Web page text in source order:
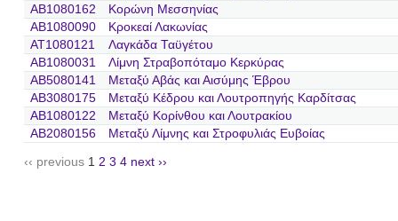
AB1080162
Κορώνη Μεσσηνίας
AB1080090
Κροκεαί Λακωνίας
AT1080121
Λαγκάδα Ταϋγέτου
AB1080031
Λίμνη Στραβοπόταμο Κερκύρας
AB5080141
Μεταξύ Αβάς και Αισύμης Έβρου
AB3080175
Μεταξύ Κέδρου και Λουτροπηγής Καρδίτσας
AB1080122
Μεταξύ Κορίνθου και Λουτρακίου
AB2080156
Μεταξύ Λίμνης και Στροφυλιάς Ευβοίας
‹‹ previous 1 2 3 4 next ››